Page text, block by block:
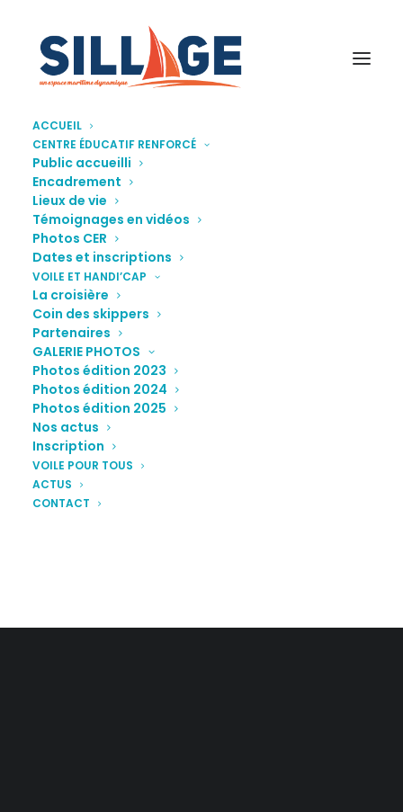
ACCUEIL
CENTRE ÉDUCATIF RENFORCÉ
Public accueilli
Encadrement
Lieux de vie
Témoignages en vidéos
Photos CER
Dates et inscriptions
VOILE ET HANDI’CAP
La croisière
Coin des skippers
Partenaires
GALERIE PHOTOS
Photos édition 2023
Photos édition 2024
Photos édition 2025
Nos actus
Inscription
VOILE POUR TOUS
ACTUS
CONTACT
VoileetHandicap2023-1
Accueil Galerie photos